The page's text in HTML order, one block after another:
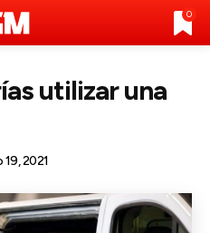
0
utilizar una
2021